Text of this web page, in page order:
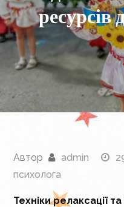
ресурсів
Автор admin
психолога
Техніки релаксації